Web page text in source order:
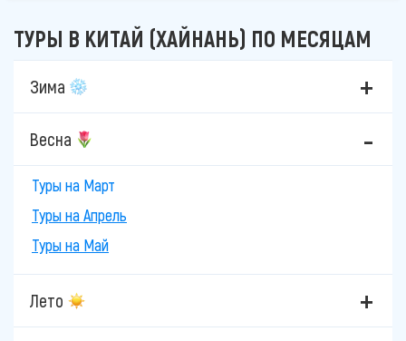
ТУРЫ В КИТАЙ (ХАЙНАНЬ) ПО МЕСЯЦАМ
Зима
Весна
Туры на Март
Туры на Апрель
Туры на Май
Лето